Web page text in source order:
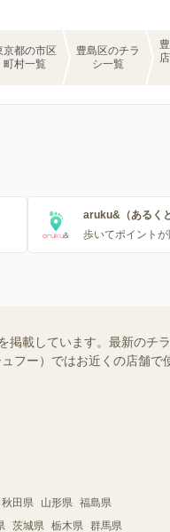
京都の市区
町村一覧
豊島区のチラ
シ一覧
aruku&（あるくと
歩いてポイントが
掲載しています。最新の
フー）ではお近くの店舗
秋田県 山形県 福島県
茨城県 栃木県 群馬県